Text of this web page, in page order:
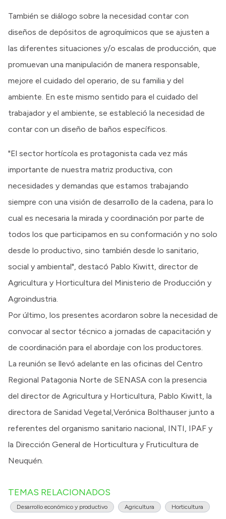
También se diálogo sobre la necesidad contar con
diseños de depósitos de agroquímicos que se ajusten a
las diferentes situaciones y/o escalas de producción, que
promuevan una manipulación de manera responsable,
mejore el cuidado del operario, de su familia y del
ambiente. En este mismo sentido para el cuidado del
trabajador y el ambiente, se estableció la necesidad de
contar con un diseño de baños específicos.
"El sector hortícola es protagonista cada vez más
importante de nuestra matriz productiva, con
necesidades y demandas que estamos trabajando
siempre con una visión de desarrollo de la cadena, para lo
cual es necesaria la mirada y coordinación por parte de
todos los que participamos en su conformación y no solo
desde lo productivo, sino también desde lo sanitario,
social y ambiental", destacó Pablo Kiwitt, director de
Agricultura y Horticultura del Ministerio de Producción y
Agroindustria.
Por último, los presentes acordaron sobre la necesidad de
convocar al sector técnico a jornadas de capacitación y
de coordinación para el abordaje con los productores.
La reunión se llevó adelante en las oficinas del Centro
Regional Patagonia Norte de SENASA con la presencia
del director de Agricultura y Horticultura, Pablo Kiwitt, la
directora de Sanidad Vegetal,Verónica Bolthauser junto a
referentes del organismo sanitario nacional, INTI, IPAF y
la Dirección General de Horticultura y Fruticultura de
Neuquén.
TEMAS RELACIONADOS
Desarrollo económico y productivo Agricultura Horticultura